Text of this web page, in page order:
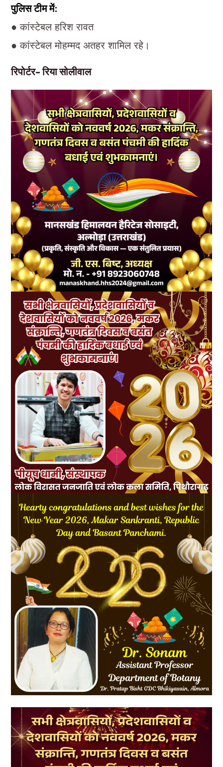
पुलिस टीम में:
● कांस्टेबल हरिश रावत
● कांस्टेबल मोहम्मद अतहर शामिल रहे।
रिपोर्टर- रिया सोलीवाल